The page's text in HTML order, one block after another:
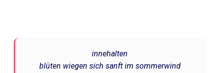
innehalten
blüten wiegen sich sanft im sommerwind